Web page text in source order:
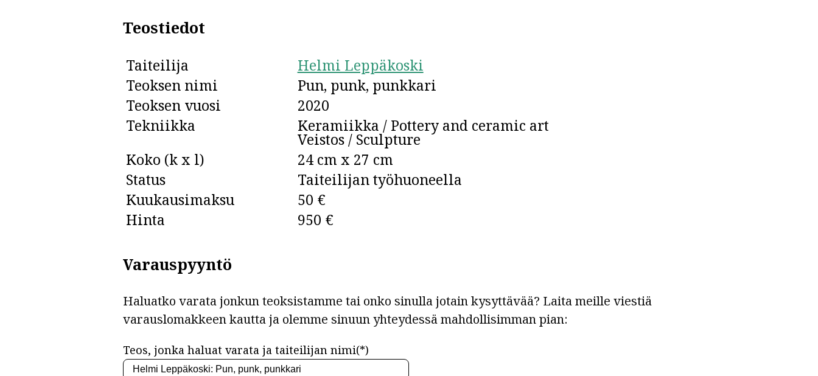
Teostiedot
Taiteilija
Helmi Leppäkoski
Teoksen nimi
Pun, punk, punkkari
Teoksen vuosi
2020
Tekniikka
Keramiikka / Pottery and ceramic art
Veistos / Sculpture
Koko (k x l)
24 cm x 27 cm
Status
Taiteilijan työhuoneella
Kuukausimaksu
50 €
Hinta
950 €
Varauspyyntö
Haluatko varata jonkun teoksistamme tai onko sinulla jotain kysyttävää? Laita meille viestiä
varauslomakkeen kautta ja olemme sinuun yhteydessä mahdollisimman pian:
Teos, jonka haluat varata ja taiteilijan nimi(*)